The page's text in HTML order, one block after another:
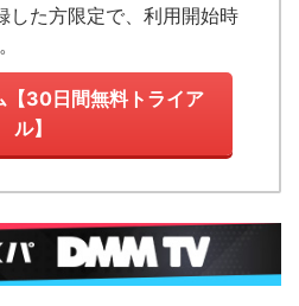
した方限定で、利用開始時
【30日間無料トライア
ル】